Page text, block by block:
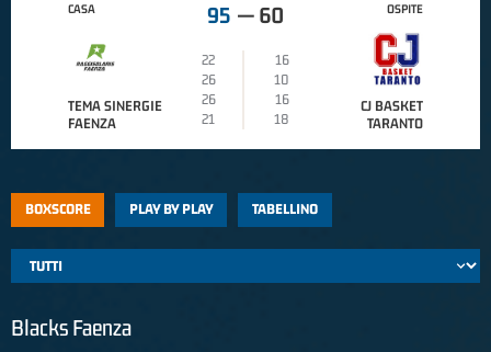
CASA
TEMA SINERGIE
FAENZA
95 — 60
22
16
26
10
26
16
21
18
OSPITE
CJ BASKET
TARANTO
BOXSCORE PLAY BY PLAY TABELLINO
Blacks Faenza